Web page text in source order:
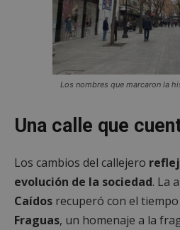
Los nombres que marcaron la
Una calle que
Los cambios del callejero
evolución de la sociedad. La
Caídos recuperó con el
Fraguas, un homenaje a la